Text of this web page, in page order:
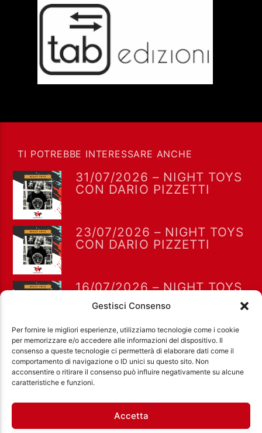
Gestisci Consenso
Per fornire le migliori esperienze, utilizziamo tecnologie come i cookie
per memorizzare e/o accedere alle informazioni del dispositivo. Il
consenso a queste tecnologie ci permetterà di elaborare dati come il
comportamento di navigazione o ID unici su questo sito. Non
acconsentire o ritirare il consenso può influire negativamente su alcune
caratteristiche e funzioni.
Accetta
TI POTREBBE INTERESSARE ANCHE
31/07/2026 – NIGHT TOYS
CON DARIO PIZZETTI
23/07/2026 – NIGHT TOYS
CON DARIO PIZZETTI
16/07/2026 – NIGHT TOYS
CON DARIO PIZZETTI
Ass. Cult. Dissociazione - Codice fiscale:
Città Aperta via di Casal Bruciato 31/A, Roma